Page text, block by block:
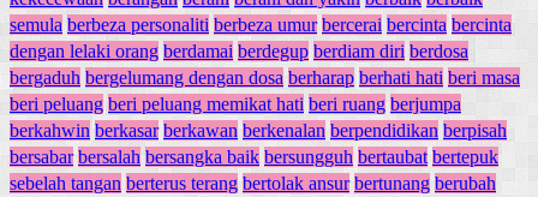
semula berbeza personaliti berbeza umur bercerai bercinta bercinta
dengan lelaki orang berdamai berdegup berdiam diri berdosa
bergaduh bergelumang dengan dosa berharap berhati hati beri masa
beri peluang beri peluang memikat hati beri ruang berjumpa
berkahwin berkasar berkawan berkenalan berpendidikan berpisah
bersabar bersalah bersangka baik bersungguh bertaubat bertepuk
sebelah tangan berterus terang bertolak ansur bertunang berubah